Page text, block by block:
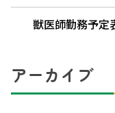
獣医師勤務予定
アーカイブ